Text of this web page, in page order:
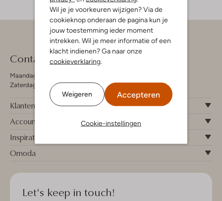
Wil je je voorkeuren wijzigen? Via de
cookieknop onderaan de pagina kun je
jouw toestemming ieder moment
intrekken. Wil je meer informatie of een
klacht indienen? Ga naar onze
cookieverklaring
Weigeren Accepteren
Cookie-instellingen
Contact
Maandag - Vrijdag 09:00 - 19:00 uur
Zaterdag 09:00 - 17:00 uur
Klantenservice
Account
Inspiratie
Omoda
Let's keep in touch!